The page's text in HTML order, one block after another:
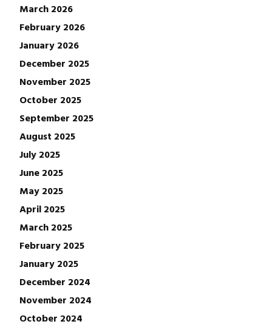
March 2026
February 2026
January 2026
December 2025
November 2025
October 2025
September 2025
August 2025
July 2025
June 2025
May 2025
April 2025
March 2025
February 2025
January 2025
December 2024
November 2024
October 2024